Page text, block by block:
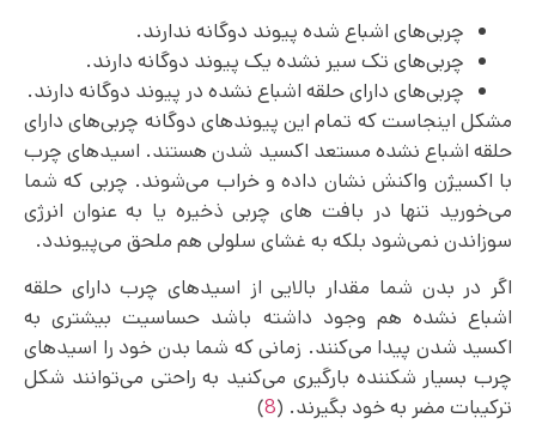
چربی‌های اشباع شده پیوند دوگانه ندارند.
چربی‌‌های تک سیر نشده یک پیوند دوگانه دارند.
چربی‌های دارای حلقه اشباع نشده در پیوند دوگانه دارند.
مشکل اینجاست که تمام این پیوندهای دوگانه چربی‌های دارای
حلقه اشباع نشده مستعد اکسید شدن هستند. اسیدهای چرب
با اکسیژن واکنش نشان داده و خراب می‌شوند. چربی که شما
می‌خورید تنها در بافت های چربی ذخیره یا به عنوان انرژی
سوزاندن نمی‌شود بلکه به غشای سلولی هم ملحق می‌پیوندد.
اگر در بدن شما مقدار بالایی از اسیدهای چرب دارای حلقه
اشباع نشده هم وجود داشته باشد حساسیت بیشتری به
اکسید شدن پیدا می‌کنند. زمانی که شما بدن خود را اسیدهای
چرب بسیار شکننده بارگیری می‌‌کنید به راحتی می‌‌توانند شکل
ترکیبات مضر به خود بگیرند. (8
)